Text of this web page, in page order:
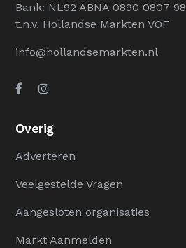
Bank: NL92 ABNA 0890 0807 98
t.n.v. Hollandse Markten VOF
info@hollandsemarkten.nl
Overig
Adverteren
Veelgestelde Vragen
Aangesloten organisaties
Markt Aanmelden